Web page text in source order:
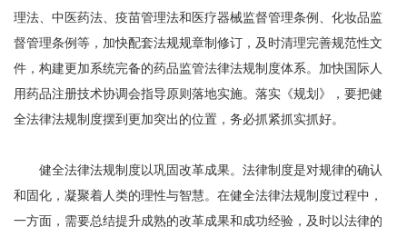
理法、中医药法、疫苗管理法和医疗器械监督管理条例、化妆品监
督管理条例等，加快配套法规规章制修订，及时清理完善规范性文
件，构建更加系统完备的药品监管法律法规制度体系。加快国际人
用药品注册技术协调会指导原则落地实施。落实《规划》，要把健
全法律法规制度摆到更加突出的位置，务必抓紧抓实抓好。
健全法律法规制度以巩固改革成果。法律制度是对规律的确认
和固化，凝聚着人类的理性与智慧。在健全法律法规制度过程中，
一方面，需要总结提升成熟的改革成果和成功经验，及时以法律的